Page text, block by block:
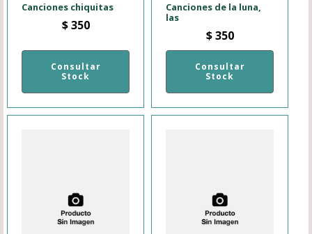
Canciones chiquitas
$350
Consultar
Stock
Canciones de la luna,
las
$350
Consultar
Stock